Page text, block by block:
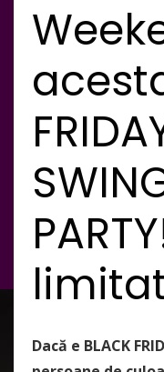
Dacă e BLACK